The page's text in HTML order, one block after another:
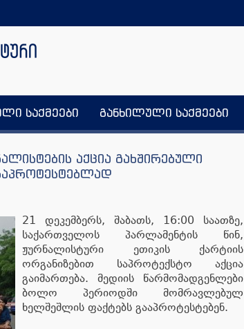
საქმეები განხილული საქმეები
აქცია გახშირებული
21 დეკემბერს, შაბათს, 16:00 საათზე,
საქართველოს პარლამენტის წინ,
ჟურნალისტური ეთიკის ქარტიის
ორგანიზებით საპროტექსტო აქცია
გაიმართება. მედიის წარმომადგენლები
ბოლო პერიოდში მომრავლებულ
ხელშეშლის ფაქტებს გააპროტესტებენ.